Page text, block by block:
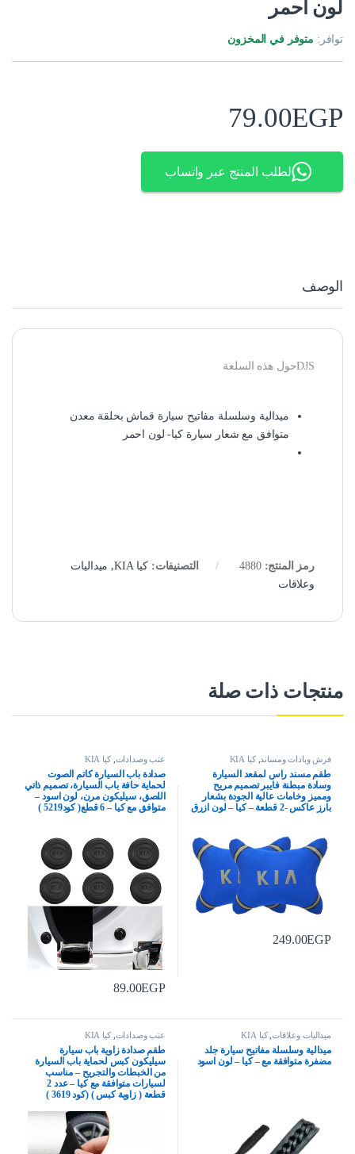
لون احمر
توافر: متوفر في المخزون
79.00EGP
لطلب المنتج عبر واتساب
الوصف
DJSحول هذه السلعة
ميدالية وسلسلة مفاتيح سيارة قماش بحلقة معدن
متوافق مع شعار سيارة كيا- لون احمر
رمز المنتج:4880 التصنيفات: كيا KIA , ميداليات
وعلاقات
منتجات ذات صلة
فرش وبادات ومساند ,كيا KIA
طقم مسند راس لمقعد السيارة
وسادة مبطنة فايبر تصميم مريح
ومميز وخامات عالية الجودة بشعار
بارز عاكس -2 قطعة – كيا – لون ازرق
249.00EGP
عتب وصدادات ,كيا KIA
صدادة باب السيارة كاتم الصوت
لحماية حافة باب السيارة، تصميم ذاتي
اللصق، سيليكون مرن، لون اسود –
متوافق مع كيا – 6 قطع( كود5219 )
89.00EGP
ميداليات وعلاقات,كيا KIA
ميدالية وسلسلة مفاتيح سيارة جلد
مضفرة متوافقة مع – كيا – لون اسود
عتب وصدادات ,كيا KIA
طقم صدادة زاوية باب سيارة
سيليكون كبس لحماية باب السيارة
من الخبطات والتجريح – مناسب
لسيارات متوافقة مع كيا – عدد 2
قطعة ( زاوية كبس ) (كود 3619 )